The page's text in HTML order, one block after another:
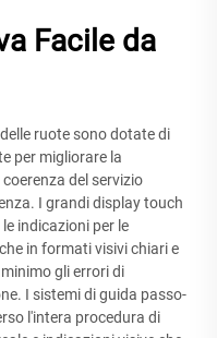
Facile da
ruote sono dotate di
per migliorare la
del servizio
I grandi display touch
indicazioni per le
in formati visivi chiari e
gli errori di
I sistemi di guida passo-
l'intera procedura di